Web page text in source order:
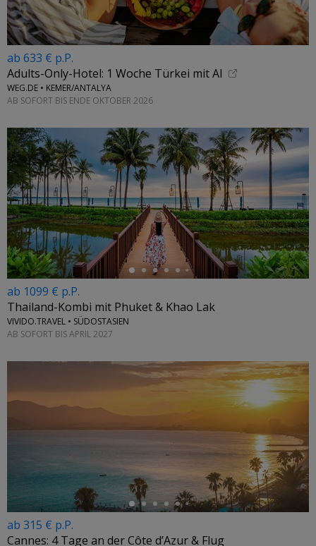
ab 633 € p.P.
Adults-Only-Hotel: 1 Woche Türkei mit AI
WEG.DE • KEMER/ANTALYA
AB SOFORT BIS ENDE OKTOBER 2026
←
ab 1099 € p.P.
Thailand-Kombi mit Phuket & Khao Lak
VIVIDO.TRAVEL • SÜDOSTASIEN
AB SOFORT BIS APRIL 2027
ab 315 € p.P.
Cannes: 4 Tage an der Côte d’Azur & Flug